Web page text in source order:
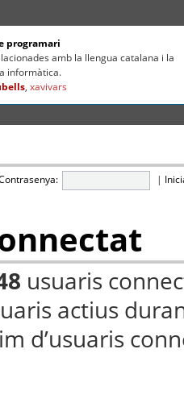
programari
amb la llengua catalana i la
informàtica.
,xavivars
|
usuaris
actius
d’usuaris